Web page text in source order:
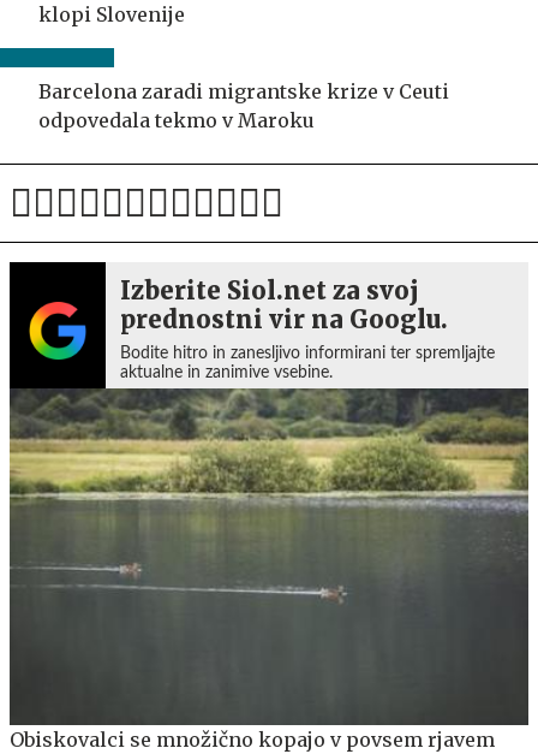
klopi Slovenije
Barcelona zaradi migrantske krize v Ceuti
odpovedala tekmo v Maroku
Izberite Siol.net za svoj
prednostni vir na Googlu.
Bodite hitro in zanesljivo informirani ter spremljajte
aktualne in zanimive vsebine.
Obiskovalci se množično kopajo v povsem rjavem